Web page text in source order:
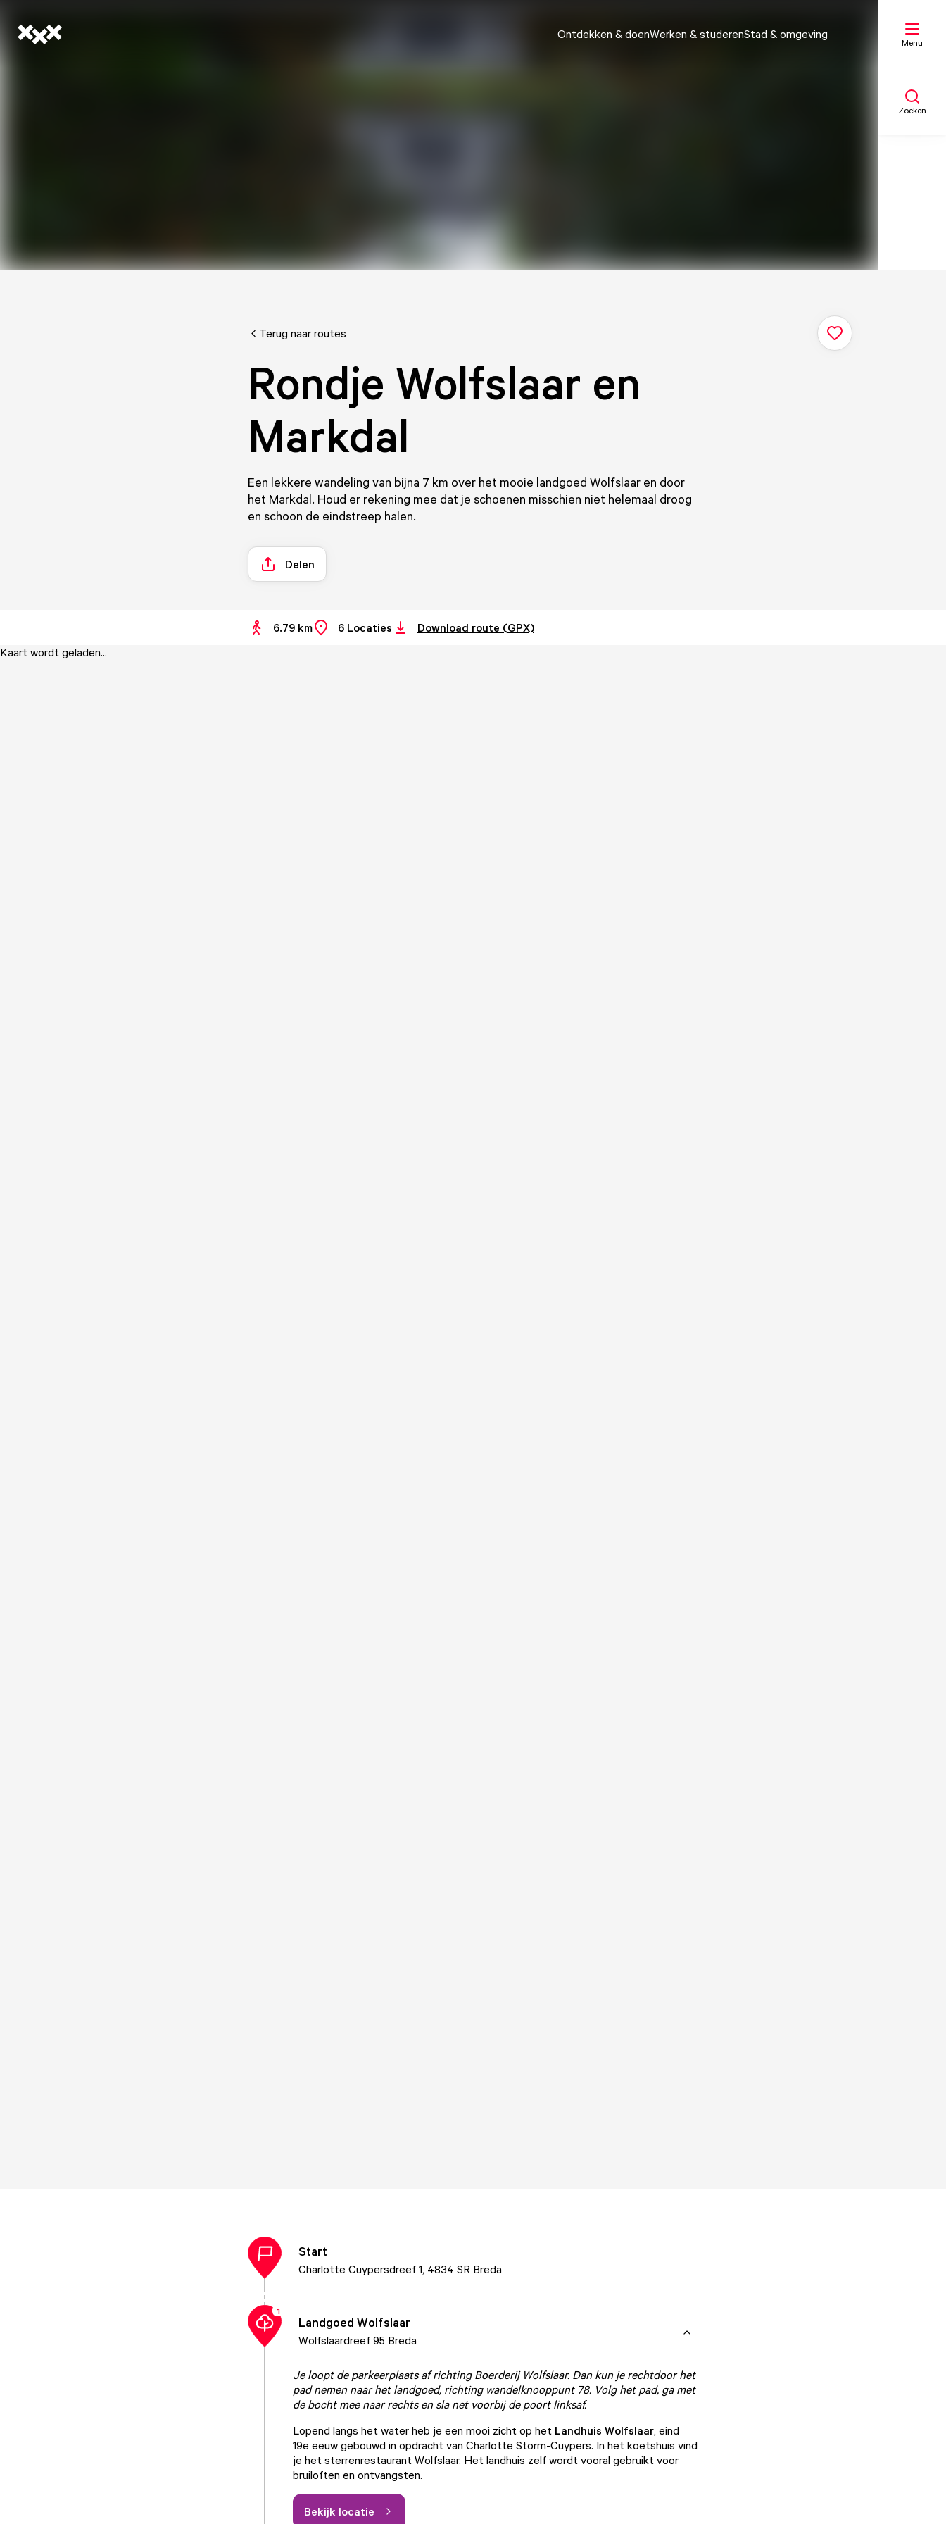
Ontdekken & doenWerken & studerenStad & omgeving
Menu
Zoeken
Terug naar routes
Rondje Wolfslaar en
Markdal
Een lekkere wandeling van bijna 7 km over het mooie landgoed Wolfslaar en door
het Markdal. Houd er rekening mee dat je schoenen misschien niet helemaal droog
en schoon de eindstreep halen.
Delen
6.79 km 6 Locaties
Download route (GPX)
Kaart wordt geladen...
Start
Charlotte Cuypersdreef 1, 4834 SR Breda
1
Landgoed Wolfslaar
Wolfslaardreef 95 Breda
Je loopt de parkeerplaats af richting Boerderij Wolfslaar. Dan kun je rechtdoor het
pad nemen naar het landgoed, richting wandelknooppunt 78. Volg het pad, ga met
de bocht mee naar rechts en sla net voorbij de poort linksaf.
Lopend langs het water heb je een mooi zicht op het Landhuis Wolfslaar, eind
19e eeuw gebouwd in opdracht van Charlotte Storm-Cuypers. In het koetshuis vind
je het sterrenrestaurant Wolfslaar. Het landhuis zelf wordt vooral gebruikt voor
bruiloften en ontvangsten.
Bekijk locatie